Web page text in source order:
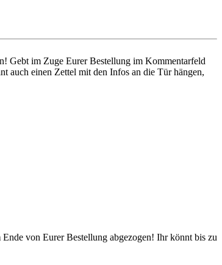
Gebt im Zuge Eurer Bestellung im Kommentarfeld
auch einen Zettel mit den Infos an die Tür hängen,
von Eurer Bestellung abgezogen! Ihr könnt bis zu